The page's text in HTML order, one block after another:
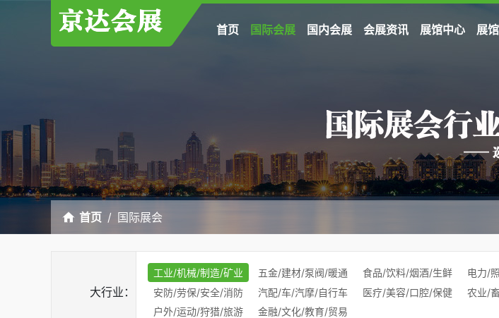
首页 国际会展 国内会展 会展资讯 展馆中心 展
首页 国际展会
大行业：
工业/机械/制造/矿业 五金/建材/泵阀/暖通 食品/饮料/烟酒/生鲜 电力/
安防/劳保/安全/消防
汽配/车/汽摩/自行车 医疗/美容/口腔/保健 农业/
户外/运动/狩猎/旅游
金融/文化/教育/贸易